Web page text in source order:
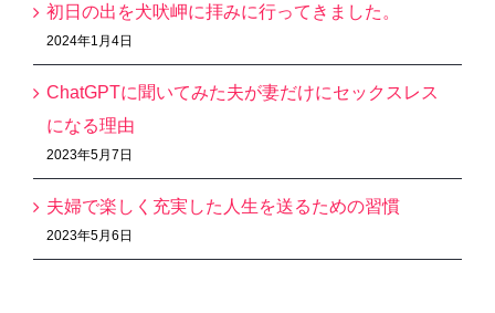
初日の出を犬吠岬に拝みに行ってきました。
2024年1月4日
ChatGPTに聞いてみた夫が妻だけにセックスレス
になる理由
2023年5月7日
夫婦で楽しく充実した人生を送るための習慣
2023年5月6日